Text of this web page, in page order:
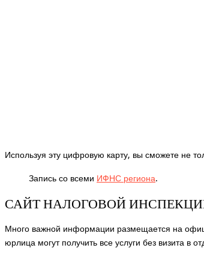
Используя эту цифровую карту, вы сможете не
Запись со всеми ИФНС региона.
САЙТ НАЛОГОВОЙ
Много важной информации размещается на
юрлица могут получить все услуги без визита в